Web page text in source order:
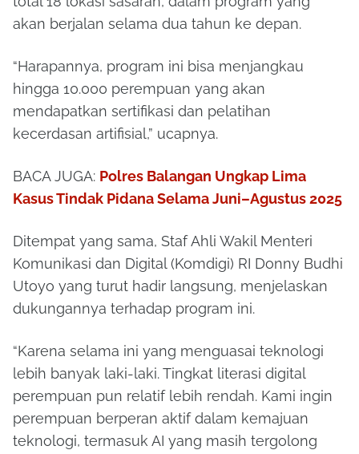
akan berjalan selama dua tahun ke depan.
“Harapannya, program ini bisa menjangkau
hingga 10.000 perempuan yang akan
mendapatkan sertifikasi dan pelatihan
kecerdasan artifisial,” ucapnya.
BACA JUGA: Polres Balangan Ungkap Lima
Kasus Tindak Pidana Selama Juni–Agustus 2025
Ditempat yang sama, Staf Ahli Wakil Menteri
Komunikasi dan Digital (Komdigi) RI Donny Budhi
Utoyo yang turut hadir langsung, menjelaskan
dukungannya terhadap program ini.
“Karena selama ini yang menguasai teknologi
lebih banyak laki-laki. Tingkat literasi digital
perempuan pun relatif lebih rendah. Kami ingin
perempuan berperan aktif dalam kemajuan
teknologi, termasuk AI yang masih tergolong